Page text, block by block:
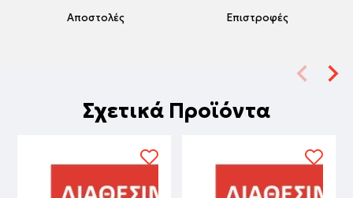
Αποστολές Επιστροφές
Σχετικά Προϊόντα